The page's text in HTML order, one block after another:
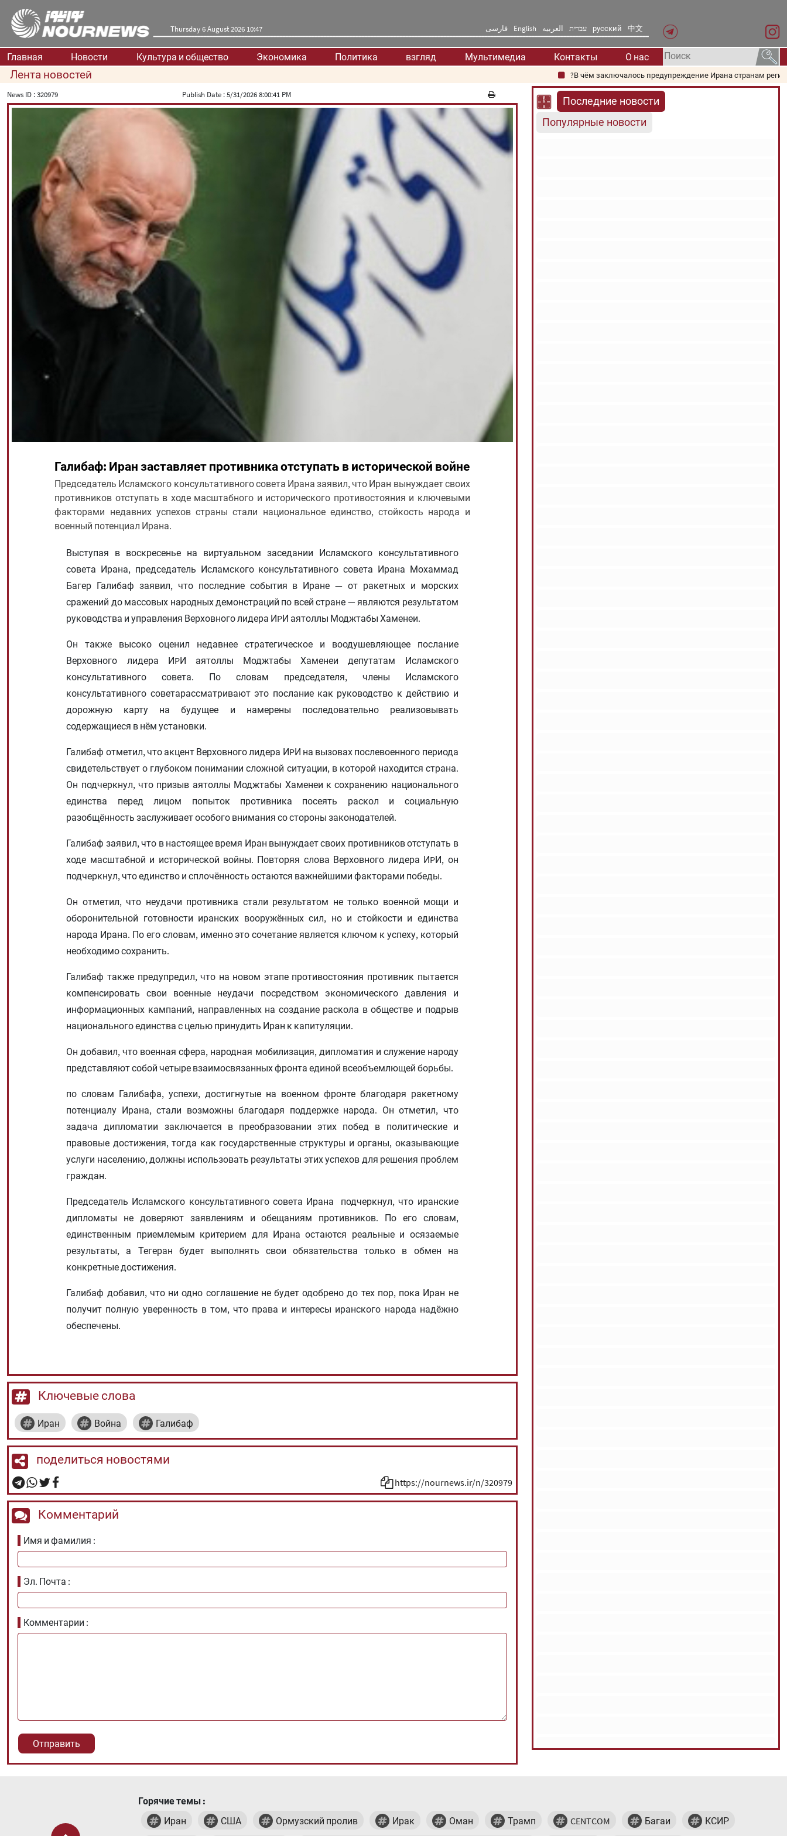
Thursday 6 August 2026 10:47 فارسی English العربیه עברית русский 中文
Главная Новости Культура и общество Экономика Политика взгляд Мультимедиа Контакты О нас
Лента новостей
В чём заключалось предупреждение Ирана странам региона
News ID :320979 Publish Date :5/31/2026 8:00:41 PM
Галибаф: Иран заставляет противника отступать в исторической войне
Председатель Исламского консультативного совета Ирана заявил, что Иран вынуждает своих
противников отступать в ходе масштабного и исторического противостояния и ключевыми
факторами недавних успехов страны стали национальное единство, стойкость народа и
военный потенциал Ирана.
Выступая в воскресенье на виртуальном заседании Исламского консультативного
совета Ирана, председатель Исламского консультативного совета Ирана Мохаммад
Багер Галибаф заявил, что последние события в Иране — от ракетных и морских
сражений до массовых народных демонстраций по всей стране — являются результатом
руководства и управления Верховного лидера ИPИ аятоллы Моджтабы Хаменеи.
Он также высоко оценил недавнее стратегическое и воодушевляющее послание
Верховного лидера ИPИ аятоллы Моджтабы Хаменеи депутатам Исламского
консультативного совета. По словам председателя, члены Исламского
консультативного советарассматривают это послание как руководство к действию и
дорожную карту на будущее и намерены последовательно реализовывать
содержащиеся в нём установки.
Галибаф отметил, что акцент Верховного лидера ИPИ на вызовах послевоенного периода
свидетельствует о глубоком понимании сложной ситуации, в которой находится страна.
Он подчеркнул, что призыв аятоллы Моджтабы Хаменеи к сохранению национального
единства перед лицом попыток противника посеять раскол и социальную
разобщённость заслуживает особого внимания со стороны законодателей.
Галибаф заявил, что в настоящее время Иран вынуждает своих противников отступать в
ходе масштабной и исторической войны. Повторяя слова Верховного лидера ИPИ, он
подчеркнул, что единство и сплочённость остаются важнейшими факторами победы.
Он отметил, что неудачи противника стали результатом не только военной мощи и
оборонительной готовности иранских вооружённых сил, но и стойкости и единства
народа Ирана. По его словам, именно это сочетание является ключом к успеху, который
необходимо сохранить.
Галибаф также предупредил, что на новом этапе противостояния противник пытается
компенсировать свои военные неудачи посредством экономического давления и
информационных кампаний, направленных на создание раскола в обществе и подрыв
национального единства с целью принудить Иран к капитуляции.
Он добавил, что военная сфера, народная мобилизация, дипломатия и служение народу
представляют собой четыре взаимосвязанных фронта единой всеобъемлющей борьбы.
по словам Галибафа, успехи, достигнутые на военном фронте благодаря ракетному
потенциалу Ирана, стали возможны благодаря поддержке народа. Он отметил, что
задача дипломатии заключается в преобразовании этих побед в политические и
правовые достижения, тогда как государственные структуры и органы, оказывающие
услуги населению, должны использовать результаты этих успехов для решения проблем
граждан.
Председатель Исламского консультативного совета Ирана подчеркнул, что иранские
дипломаты не доверяют заявлениям и обещаниям противников. По его словам,
единственным приемлемым критерием для Ирана остаются реальные и осязаемые
результаты, а Тегеран будет выполнять свои обязательства только в обмен на
конкретные достижения.
Галибаф добавил, что ни одно соглашение не будет одобрено до тех пор, пока Иран не
получит полную уверенность в том, что права и интересы иранского народа надёжно
обеспечены.
Ключевые слова
Иран Война Галибаф
поделиться новостями
https://nournews.ir/n/320979
Комментарий
Имя и фамилия
Эл. Почта
Комментарии
Последние новости
Популярные новости
Горячие темы :
Иран
США Ормузский пролив Ирак Оман Трамп CENTCOM Багаи КСИР